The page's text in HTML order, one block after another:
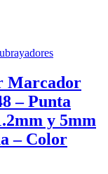
Marcador
– Punta
y 5mm
– Color